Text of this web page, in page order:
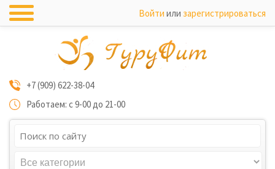
Войти или зарегистрироваться
+7 (909) 622-38-04
Работаем: с 9-00 до 21-00